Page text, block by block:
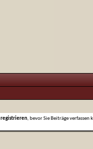
registrieren, bevor Sie Beiträge verfassen